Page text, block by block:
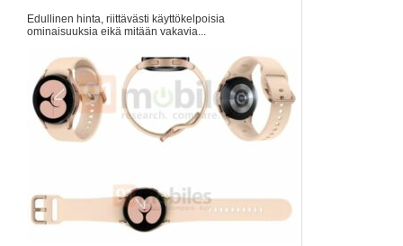
Edullinen hinta, riittävästi käyttökelpoisia
ominaisuuksia eikä mitään vakavia...